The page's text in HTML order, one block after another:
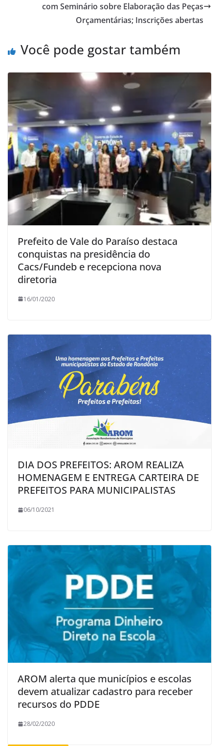
com Seminário sobre Elaboração das Peças
Orçamentárias; Inscrições abertas
Você pode gostar também
Prefeito de Vale do Paraíso destaca
conquistas na presidência do
Cacs/Fundeb e recepciona nova
diretoria
16/01/2020
DIA DOS PREFEITOS: AROM REALIZA
HOMENAGEM E ENTREGA CARTEIRA DE
PREFEITOS PARA MUNICIPALISTAS
06/10/2021
AROM alerta que municípios e escolas
devem atualizar cadastro para receber
recursos do PDDE
28/02/2020